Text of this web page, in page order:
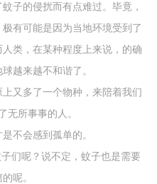
子的侵扰而有点难过。毕竟，
有可能是因为当地环境受到了
类，在某种程度上来说，的确
越来越不和谐了。
又多了一个物种，来陪着我们
无所事事的人。
不会感到孤单的。
们呢？说不定，蚊子也是需要
呢。